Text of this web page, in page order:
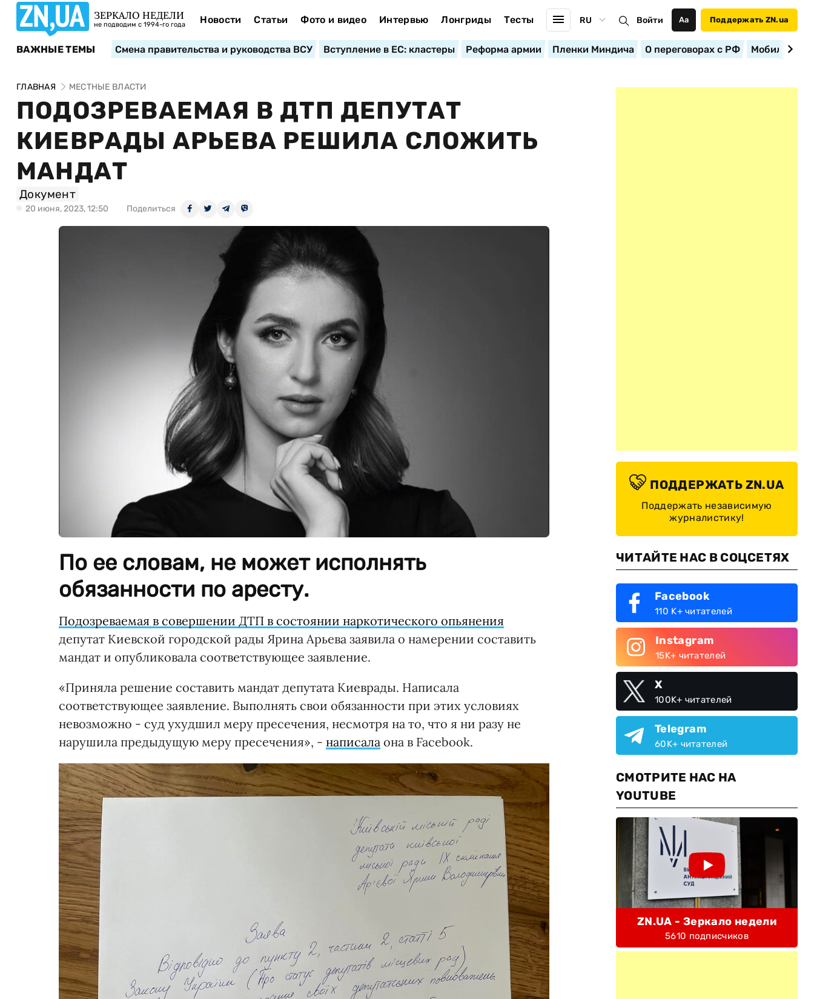
ЗЕРКАЛО НЕДЕЛИ
не подводим с 1994-го года Новости Статьи Фото и видео Интервью Лонгриды Тесты RU Войти Аа Поддержать ZN.ua
ВАЖНЫЕ ТЕМЫ Смена правительства и руководства ВСУ Вступление в ЕС: кластеры Реформа армии Пленки Миндича О переговорах с РФ
ГЛАВНАЯ МЕСТНЫЕ ВЛАСТИ
ПОДОЗРЕВАЕМАЯ В ДТП ДЕПУТАТ
КИЕВРАДЫ АРЬЕВА РЕШИЛА СЛОЖИТЬ
МАНДАТ
Документ
20 июня, 2023, 12:50 Поделиться
По ее словам, не может исполнять
обязанности по аресту.
Подозреваемая в совершении ДТП в состоянии наркотического опьянения
депутат Киевской городской рады Ярина Арьева заявила о намерении составить
мандат и опубликовала соответствующее заявление.
«Приняла решение составить мандат депутата Киеврады. Написала
соответствующее заявление. Выполнять свои обязанности при этих условиях
невозможно - суд ухудшил меру пресечения, несмотря на то, что я ни разу не
нарушила предыдущую меру пресечения», - написала она в Facebook.
ПОДДЕРЖАТЬ ZN.UA
Поддержать независимую
журналистику!
ЧИТАЙТЕ НАС В СОЦСЕТЯХ
Facebook
110 K+ читателей
Instagram
15K+ читателей
X
100K+ читателей
Telegram
60K+ читателей
СМОТРИТЕ НАС НА
YOUTUBE
ZN.UA - Зеркало недели
5610 подписчиков